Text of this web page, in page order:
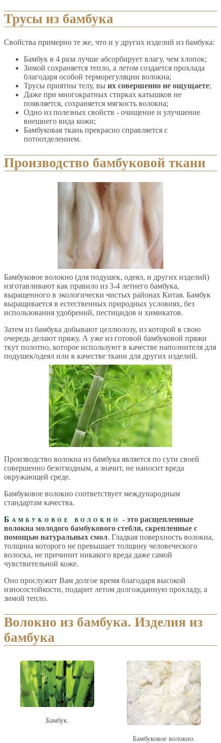
Трусы из бамбука
Свойства примерно те же, что и у других изделий из бамбука:
Бамбук в 4 раза лучше абсорбирует влагу, чем хлопок;
Зимой сохраняется тепло, а летом создается прохлада
благодаря особой терморегуляции волокна;
Трусы приятны телу, вы их совершенно не ощущаете;
Даже при многократных стирках катышков не
появляется, сохраняется мягкость волокна;
Одно из полезных свойств - очищение и улучшение
внешнего вида кожи;
Бамбуковая ткань прекрасно справляется с
потоотделением.
Производство бамбуковой ткани
Бамбуковое волокно (для подушек, одеял, и других изделий)
изготавливают как правило из 3-4 летнего бамбука,
выращенного в экологически чистых районах Китая. Бамбук
выращивается в естественных природных условиях, без
использования удобрений, пестицидов и химикатов.
Затем из бамбука добывают целлюлозу, из которой в свою
очередь делают пряжу. А уже из готовой бамбуковой пряжи
ткут полотно, которое используют в качестве наполнителя для
подушек/одеял или в качестве ткани для других изделий.
Производство волокна из бамбука является по сути своей
совершенно безотходным, а значит, не наносит вреда
окружающей среде.
Бамбуковое волокно соответствует международным
стандартам качества.
Бамбуковое волокно - это расщепленные
волокна молодого бамбукового стебля, скрепленные с
помощью натуральных смол. Гладкая поверхность волокна,
толщина которого не превышает толщину человеческого
волоска, не причинит никакого вреда даже самой
чувствительной коже.
Оно прослужит Вам долгое время благодаря высокой
износостойкости, подарит летом долгожданную прохладу, а
зимой тепло.
Волокно из бамбука. Изделия из
бамбука
Бамбук.
Бамбуковое волокно.